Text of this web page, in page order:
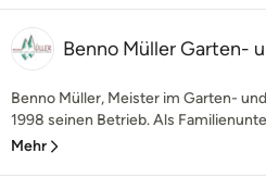
Benno Müller Garten-
Benno Müller, Meister im Garten-
1998 seinen Betrieb. Als
Mehr